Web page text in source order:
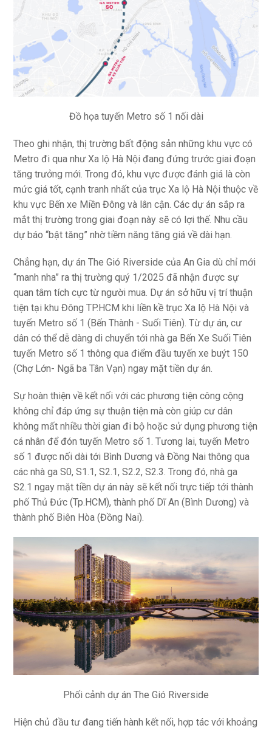
Đồ họa tuyến Metro số 1 nối dài
Theo ghi nhận, thị trường bất động sản những khu vực có
Metro đi qua như Xa lộ Hà Nội đang đứng trước giai đoạn
tăng trưởng mới. Trong đó, khu vực được đánh giá là còn
mức giá tốt, cạnh tranh nhất của trục Xa lộ Hà Nội thuộc về
khu vực Bến xe Miền Đông và lân cận. Các dự án sắp ra
mắt thị trường trong giai đoạn này sẽ có lợi thế. Nhu cầu
dự báo “bật tăng” nhờ tiềm năng tăng giá về dài hạn.
Chẳng hạn, dự án The Gió Riverside của An Gia dù chỉ mới
“manh nha” ra thị trường quý 1/2025 đã nhận được sự
quan tâm tích cực từ người mua. Dự án sở hữu vị trí thuận
tiện tại khu Đông TP.HCM khi liền kề trục Xa lộ Hà Nội và
tuyến Metro số 1 (Bến Thành - Suối Tiên). Từ dự án, cư
dân có thể dễ dàng di chuyển tới nhà ga Bến Xe Suối Tiên
tuyến Metro số 1 thông qua điểm đầu tuyến xe buýt 150
(Chợ Lớn- Ngã ba Tân Vạn) ngay mặt tiền dự án.
Sự hoàn thiện về kết nối với các phương tiện công cộng
không chỉ đáp ứng sự thuận tiện mà còn giúp cư dân
không mất nhiều thời gian đi bộ hoặc sử dụng phương tiện
cá nhân để đón tuyến Metro số 1. Tương lai, tuyến Metro
số 1 được nối dài tới Bình Dương và Đồng Nai thông qua
các nhà ga S0, S1.1, S2.1, S2.2, S2.3. Trong đó, nhà ga
S2.1 ngay mặt tiền dự án này sẽ kết nối trực tiếp tới thành
phố Thủ Đức (Tp.HCM), thành phố Dĩ An (Bình Dương) và
thành phố Biên Hòa (Đồng Nai).
Phối cảnh dự án The Gió Riverside
Hiện chủ đầu tư đang tiến hành kết nối, hợp tác với khoảng